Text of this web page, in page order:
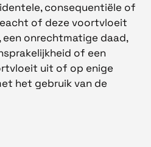
consequentiële of
of deze voortvloeit
onrechtmatige daad,
of een
uit of op enige
het gebruik van de